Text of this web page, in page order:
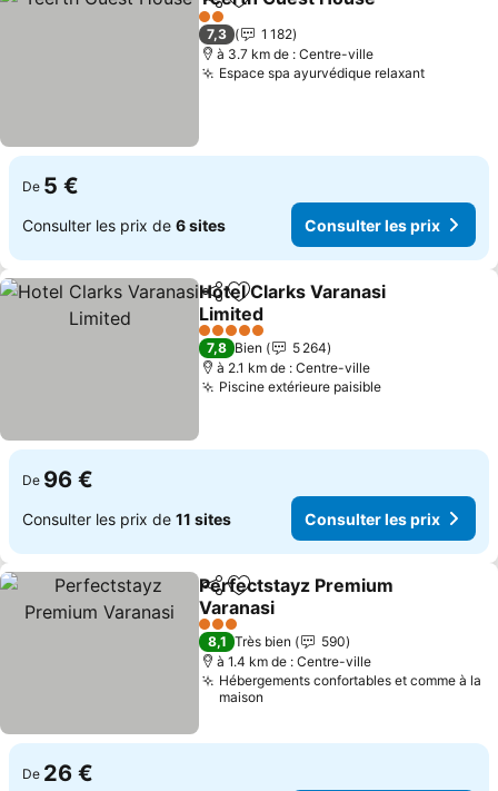
PartagerAjouter à mes favoris
2 Étoiles
7,3
1 182
à 3.7 km de : Centre-ville
Espace spa ayurvédique relaxant
De 5 €
Consulter les prix de 6 sites Consulter les prix
PartagerAjouter à mes favoris
Hotel Clarks Varanasi
Limited
5 Étoiles
7,8 Bien
5 264
à 2.1 km de : Centre-ville
Piscine extérieure paisible
De 96 €
Consulter les prix de 11 sites Consulter les prix
PartagerAjouter à mes favoris
Perfectstayz Premium
Varanasi
3 Étoiles
8,1 Très bien
590
à 1.4 km de : Centre-ville
Hébergements confortables et comme à la
maison
De 26 €